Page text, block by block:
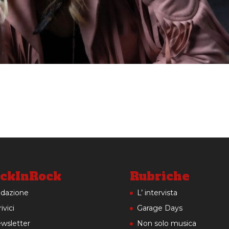
Rubriche
L’ intervista
Garage Days
Non solo musica